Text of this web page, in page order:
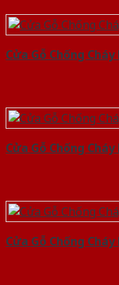
Cửa Gỗ Chống Cháy
Cửa Gỗ Chống
Cửa Gỗ Chống Cháy